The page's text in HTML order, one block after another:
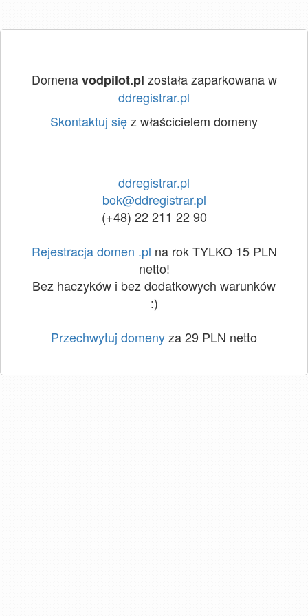
Domenavodpilot.pl została zaparkowana w
ddregistrar.pl
Skontaktuj sięz właścicielem domeny
ddregistrar.pl
bok@ddregistrar.pl
(+48) 22 211 22 90
Rejestracja domen .pl na rok TYLKO 15 PLN
netto!
Bez haczyków i bez dodatkowych warunków
:)
Przechwytuj domenyza 29 PLN netto